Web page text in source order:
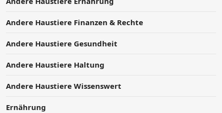
Andere Haustiere Finanzen & Rechte
Andere Haustiere Gesundheit
Andere Haustiere Haltung
Andere Haustiere Wissenswert
Ernährung